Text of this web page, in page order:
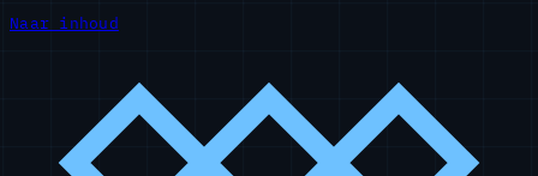
Naar inhoud